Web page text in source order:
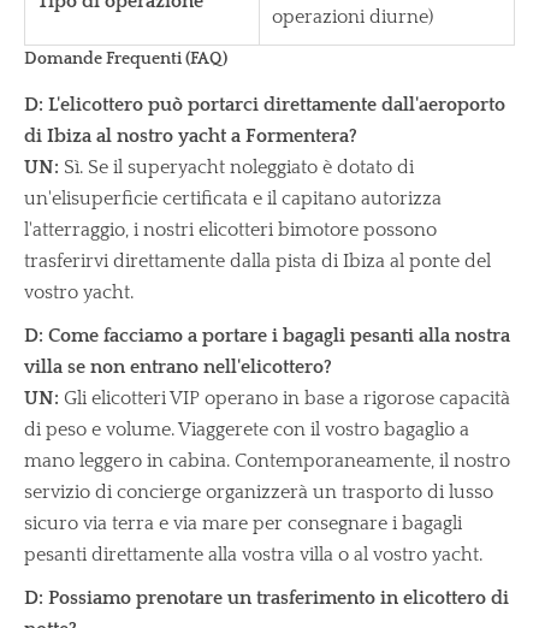
operazioni diurne)
Domande Frequenti (FAQ)
D: L'elicottero può portarci direttamente dall'aeroporto
di Ibiza al nostro yacht a Formentera?
UN: Sì. Se il superyacht noleggiato è dotato di
un'elisuperficie certificata e il capitano autorizza
l'atterraggio, i nostri elicotteri bimotore possono
trasferirvi direttamente dalla pista di Ibiza al ponte del
vostro yacht.
D: Come facciamo a portare i bagagli pesanti alla nostra
villa se non entrano nell'elicottero?
UN: Gli elicotteri VIP operano in base a rigorose capacità
di peso e volume. Viaggerete con il vostro bagaglio a
mano leggero in cabina. Contemporaneamente, il nostro
servizio di concierge organizzerà un trasporto di lusso
sicuro via terra e via mare per consegnare i bagagli
pesanti direttamente alla vostra villa o al vostro yacht.
D: Possiamo prenotare un trasferimento in elicottero di